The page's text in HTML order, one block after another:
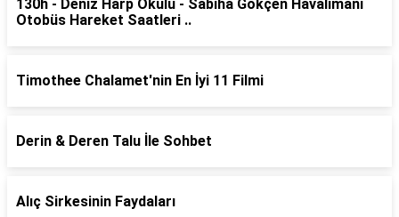
130h - Deniz Harp Okulu - Sabiha Gökçen Havalimanı
Otobüs Hareket Saatleri ..
Timothee Chalamet'nin En İyi 11 Filmi
Derin & Deren Talu İle Sohbet
Alıç Sirkesinin Faydaları